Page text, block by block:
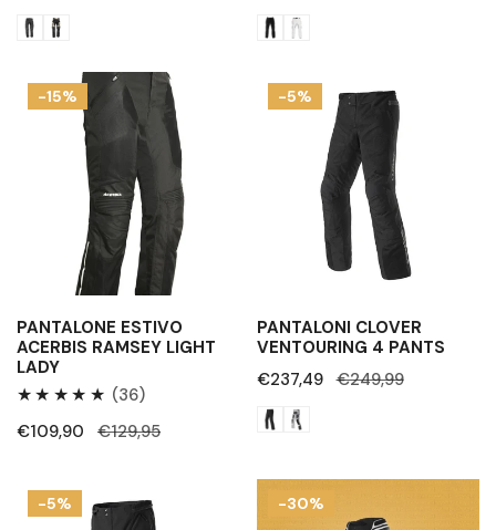
di
vendita
regolare
di
vendita
regolare
Pantalone
estivo
-15%
PANTALONE ESTIVO
ACERBIS RAMSEY LIGHT
LADY
(36)36
Recensioni
Prezzo
€109,90
Prezzo
€129,95
Pantaloni
Clover
Ventouring
-5%
PANTALONI CLOVER
VENTOURING 4 PANTS
Prezzo
di
vendita
€237,49
Prezzo
regolare
€249,99
Pantaloni
Clover
-5% -30%